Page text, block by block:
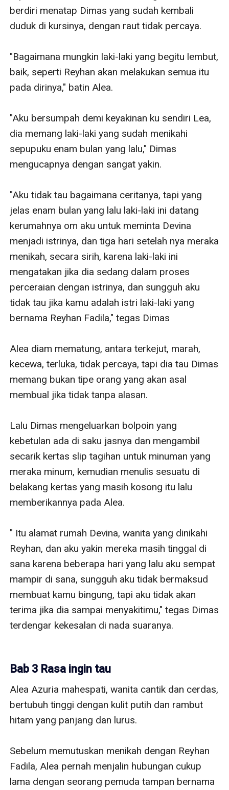
berdiri menatap Dimas yang sudah kembali
duduk di kursinya, dengan raut tidak percaya.
"Bagaimana mungkin laki-laki yang begitu lembut,
baik, seperti Reyhan akan melakukan semua itu
pada dirinya," batin Alea.
"Aku bersumpah demi keyakinan ku sendiri Lea,
dia memang laki-laki yang sudah menikahi
sepupuku enam bulan yang lalu," Dimas
mengucapnya dengan sangat yakin.
"Aku tidak tau bagaimana ceritanya, tapi yang
jelas enam bulan yang lalu laki-laki ini datang
kerumahnya om aku untuk meminta Devina
menjadi istrinya, dan tiga hari setelah nya meraka
menikah, secara sirih, karena laki-laki ini
mengatakan jika dia sedang dalam proses
perceraian dengan istrinya, dan sungguh aku
tidak tau jika kamu adalah istri laki-laki yang
bernama Reyhan Fadila," tegas Dimas
Alea diam mematung, antara terkejut, marah,
kecewa, terluka, tidak percaya, tapi dia tau Dimas
memang bukan tipe orang yang akan asal
membual jika tidak tanpa alasan.
Lalu Dimas mengeluarkan bolpoin yang
kebetulan ada di saku jasnya dan mengambil
secarik kertas slip tagihan untuk minuman yang
meraka minum, kemudian menulis sesuatu di
belakang kertas yang masih kosong itu lalu
memberikannya pada Alea.
" Itu alamat rumah Devina, wanita yang dinikahi
Reyhan, dan aku yakin mereka masih tinggal di
sana karena beberapa hari yang lalu aku sempat
mampir di sana, sungguh aku tidak bermaksud
membuat kamu bingung, tapi aku tidak akan
terima jika dia sampai menyakitimu," tegas Dimas
terdengar kekesalan di nada suaranya.
Bab 3 Rasa ingin tau
Alea Azuria mahespati, wanita cantik dan cerdas,
bertubuh tinggi dengan kulit putih dan rambut
hitam yang panjang dan lurus.
Sebelum memutuskan menikah dengan Reyhan
Fadila, Alea pernah menjalin hubungan cukup
lama dengan seorang pemuda tampan bernama